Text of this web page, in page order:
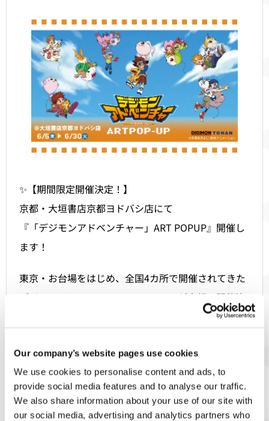
Our company’s website pages use cookies
We use cookies to personalise content and ads, to
provide social media features and to analyse our traffic.
We also share information about your use of our site with
our social media, advertising and analytics partners who
✨【期間限定開催決定！】
京都・大垣書店京都ヨドバシ店にて
『「デジモンアドベンチャー」ART POPUP』開催し
ます！
東京・お台場をはじめ、全国4カ所で開催されてきた
デジモンアドベンチャーART POPUPが京都で開催決
を展示・予約受付しています。
キービジュアルや人気イラストレーターとのコラボレ
ーションイラストを使用した限定グッズも多数ご用
意！